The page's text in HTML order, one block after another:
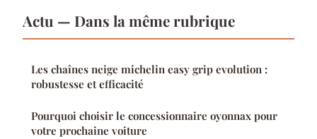
Actu — Dans la même rubrique
Les chaînes neige michelin easy grip evolution :
robustesse et efficacité
Pourquoi choisir le concessionnaire oyonnax pour
votre prochaine voiture